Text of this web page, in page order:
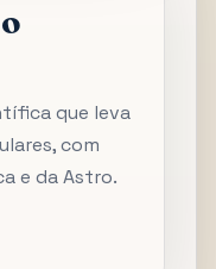
que leva
com
e da Astro.